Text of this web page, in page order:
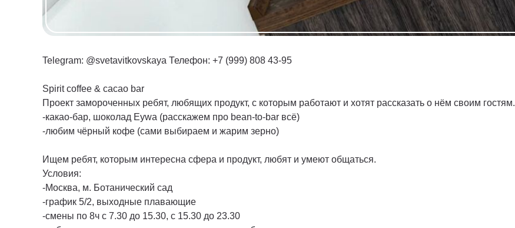
Telegram: @svetavitkovskaya Телефон: +7 (999) 808 43-95
Spirit coffee & cacao bar
Проект замороченных ребят, любящих продукт, с которым работают и хотят рассказать о нём своим гостям.
-какао-бар, шоколад Eywa (расскажем про bean-to-bar всё)
-любим чёрный кофе (сами выбираем и жарим зерно)
Ищем ребят, которым интересна сфера и продукт, любят и умеют общаться.
Условия:
-Москва, м. Ботанический сад
-график 5/2, выходные плавающие
-смены по 8ч с 7.30 до 15.30, с 15.30 до 23.30